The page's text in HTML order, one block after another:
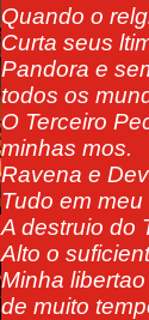
Quando o
Curta seus
Pandora e
todos os
O Terceiro
minhas mos.
Ravena e
Tudo em
A destruio do
Alto o
Minha
de muito